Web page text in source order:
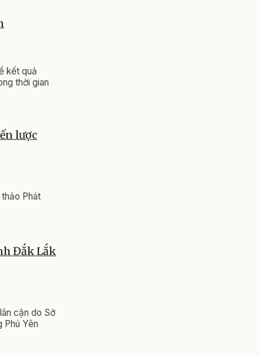
kết quả
thời gian
lược
Phát
Đắk Lắk
cận do Sở
Yên